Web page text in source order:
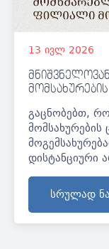
13 ივლ 2026
გაცნობებთ,
დისტანციური
სრულად